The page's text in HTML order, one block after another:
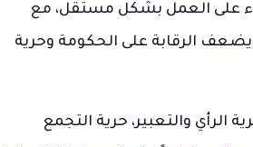
على العمل بشكل مستقل، مع
الرقابة على الحكومة وحرية
الرأي والتعبير، حرية التجمع